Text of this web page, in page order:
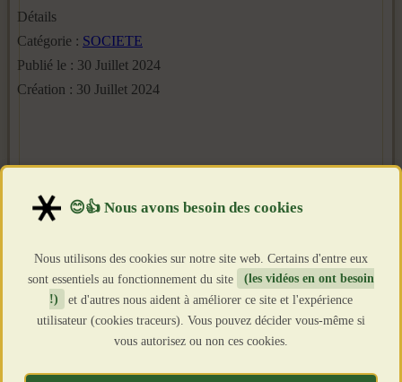
Détails
Catégorie : SOCIETE
Publié le : 30 Juillet 2024
Création : 30 Juillet 2024
Nous utilisons des cookies sur notre site web. Certains d'entre eux
sont essentiels au fonctionnement du site
(les vidéos en ont besoin
!)
et d'autres nous aident à améliorer ce site et l'expérience
utilisateur (cookies traceurs). Vous pouvez décider vous-même si
vous autorisez ou non ces cookies.